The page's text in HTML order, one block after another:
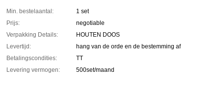
Min. bestelaantal:
1 set
Prijs:
negotiable
Verpakking Details:
HOUTEN DOOS
Levertijd:
hang van de orde en de bestemming af
Betalingscondities:
TT
Levering vermogen:
500set/maand